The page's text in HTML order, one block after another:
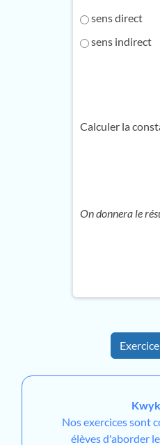
sens direct
sens indirect
Calculer la
On donnera le
Kwyk
Nos exercices sont
élèves d'aborder